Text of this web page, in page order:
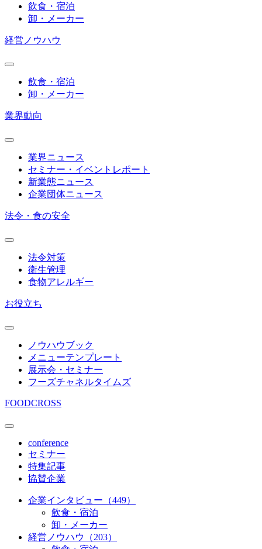
飲食・宿泊
卸・メーカー
経営ノウハウ
飲食・宿泊
卸・メーカー
業界動向
業界ニュース
セミナー・イベントレポート
新業態ニュース
企業団体ニュース
法令・食の安全
法令対策
衛生管理
食物アレルギー
お役立ち
ノウハウブック
メニューテンプレート
展示会・セミナー
フーズチャネルタイムズ
FOODCROSS
conference
セミナー
特集記事
協賛企業
企業インタビュー（449）
飲食・宿泊
卸・メーカー
経営ノウハウ（203）